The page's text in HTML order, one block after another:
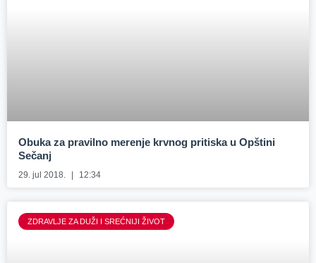
Obuka za pravilno merenje krvnog pritiska u Opštini
Sečanj
29. jul 2018. 12:34
ZDRAVLJE ZA DUŽI I SREĆNIJI ŽIVOT